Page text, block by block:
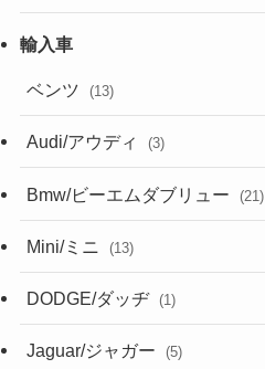
ベンツ (13)
Audi/アウディ (3)
Bmw/ビーエムダブリュー (21)
Mini/ミニ (13)
DODGE/ダッヂ (1)
Jaguar/ジャガー (5)